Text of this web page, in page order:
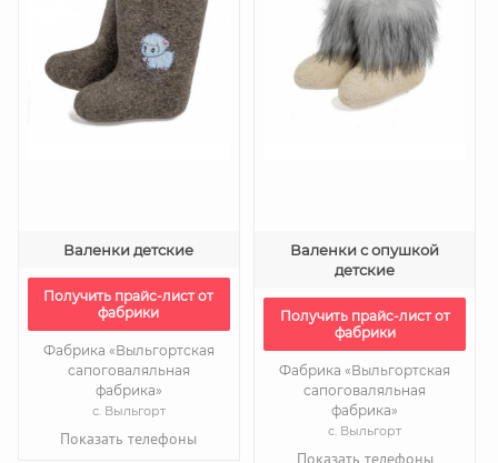
Валенки детские
Получить прайс-лист от
фабрики
Фабрика «Выльгортская
сапоговаляльная
фабрика»
с. Выльгорт
Показать телефоны
Валенки с опушкой
детские
Получить прайс-лист от
фабрики
Фабрика «Выльгортская
сапоговаляльная
фабрика»
с. Выльгорт
Показать телефоны